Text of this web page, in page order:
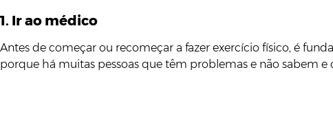
1. Ir ao médico
Antes de começar ou recomeçar a fazer exercício físico, é
porque há muitas pessoas que têm problemas e não sabem